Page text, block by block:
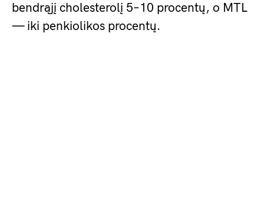
bendrąjį cholesterolį 5–10 procentų, o MTL
— iki penkiolikos procentų.